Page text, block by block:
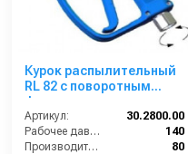
Курок распылительный
RL 82 с поворотным
фитингом, нерж. сталь,
125 бар; вход 1/2г, выход
1/2г
Артикул:
30.2800.00
Рабочее давление (бар):
140
Производительность (л/мин):
80